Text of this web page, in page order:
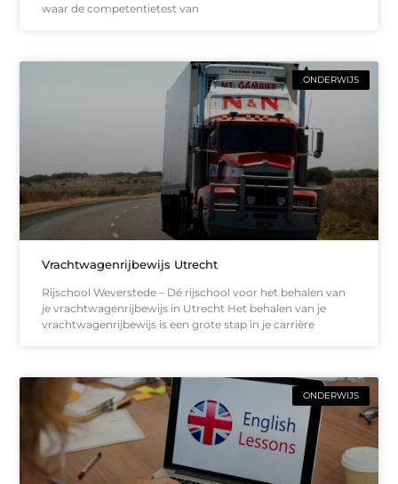
waar de competentietest van
ONDERWIJS
Vrachtwagenrijbewijs Utrecht
Rijschool Weverstede – Dé rijschool voor het behalen van
je vrachtwagenrijbewijs in Utrecht Het behalen van je
vrachtwagenrijbewijs is een grote stap in je carrière
ONDERWIJS